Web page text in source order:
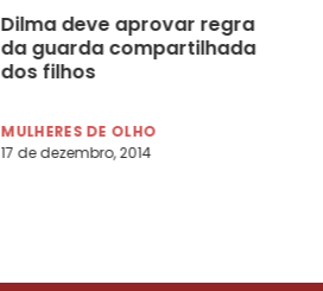
Dilma deve aprovar regra
da guarda compartilhada
dos filhos
MULHERES DE OLHO
17 de dezembro, 2014